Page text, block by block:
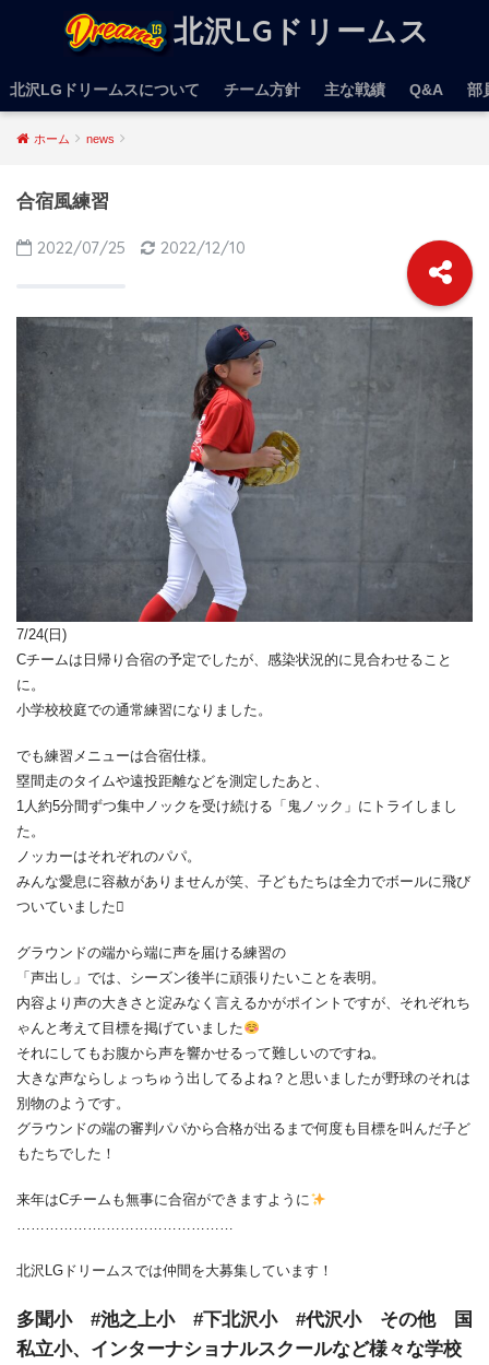
北沢LGドリームス
北沢LGドリームスについて チーム方針 主な戦績 Q&A 部
ホーム news
合宿風練習
2022/07/25 2022/12/10
7/24(日)
Cチームは日帰り合宿の予定でしたが、感染状況的に見合わせること
に。
小学校校庭での通常練習になりました。
でも練習メニューは合宿仕様。
塁間走のタイムや遠投距離などを測定したあと、
1人約5分間ずつ集中ノックを受け続ける「鬼ノック」にトライしまし
た。
ノッカーはそれぞれのパパ。
みんな愛息に容赦がありませんが笑、子どもたちは全力でボールに飛び
ついていました
グラウンドの端から端に声を届ける練習の
「声出し」では、シーズン後半に頑張りたいことを表明。
内容より声の大きさと淀みなく言えるかがポイントですが、それぞれち
ゃんと考えて目標を掲げていました
それにしてもお腹から声を響かせるって難しいのですね。
大きな声ならしょっちゅう出してるよね？と思いましたが野球のそれは
別物のようです。
グラウンドの端の審判パパから合格が出るまで何度も目標を叫んだ子ど
もたちでした！
来年はCチームも無事に合宿ができますように
……………….………………………
北沢LGドリームスでは仲間を大募集しています！
多聞小 #池之上小 #下北沢小 #代沢小 その他 国
私立小、インターナショナルスクールなど様々な学校